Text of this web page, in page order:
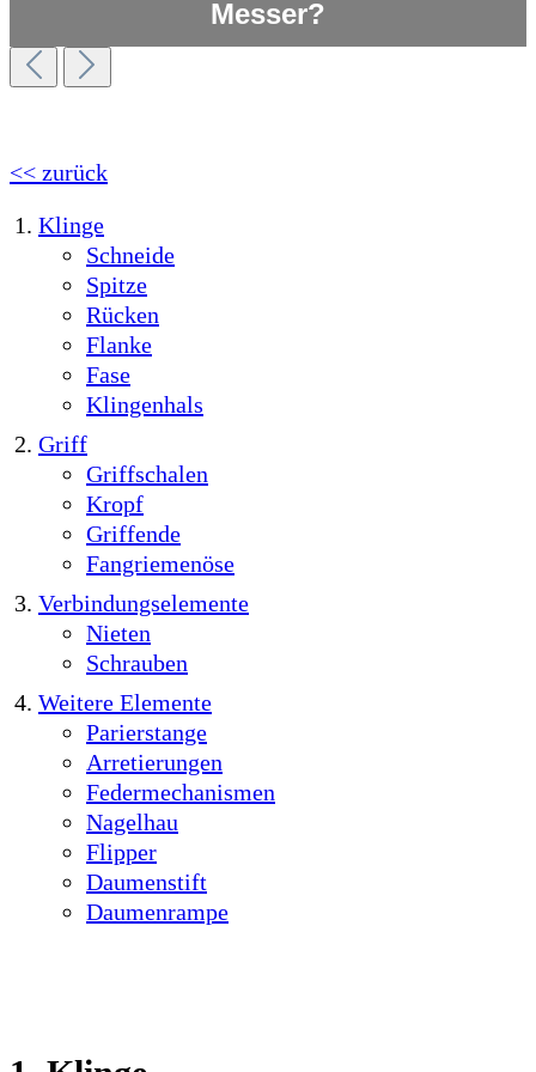
Messer?
<< zurück
Klinge
Schneide
Spitze
Rücken
Flanke
Fase
Klingenhals
Griff
Griffschalen
Kropf
Griffende
Fangriemenöse
Verbindungselemente
Nieten
Schrauben
Weitere Elemente
Parierstange
Arretierungen
Federmechanismen
Nagelhau
Flipper
Daumenstift
Daumenrampe